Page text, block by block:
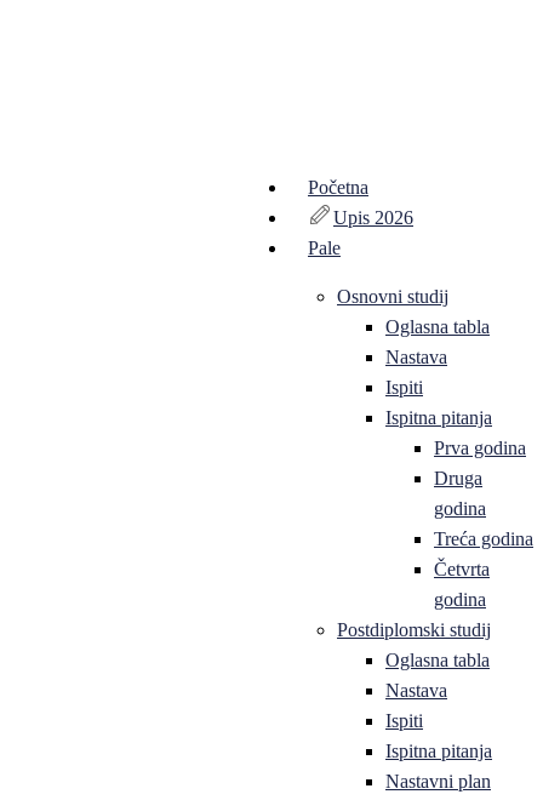
Početna
Upis 2026
Pale
Osnovni studij
Oglasna tabla
Nastava
Ispiti
Ispitna pitanja
Prva godina
Druga
godina
Treća godina
Četvrta
godina
Postdiplomski studij
Oglasna tabla
Nastava
Ispiti
Ispitna pitanja
Nastavni plan